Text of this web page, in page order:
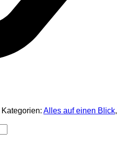
Kategorien: Alles auf einen Blick,